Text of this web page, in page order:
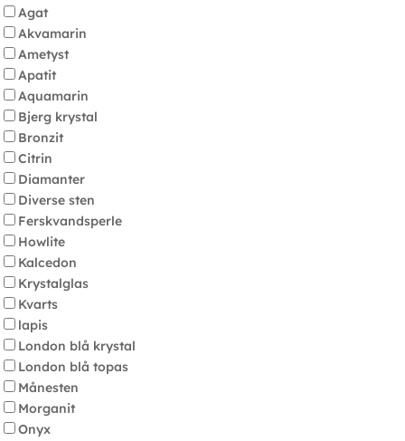
Agat
Akvamarin
Ametyst
Apatit
Aquamarin
Bjerg krystal
Bronzit
Citrin
Diamanter
Diverse sten
Ferskvandsperle
Howlite
Kalcedon
Krystalglas
Kvarts
lapis
London blå krystal
London blå topas
Månesten
Morganit
Onyx